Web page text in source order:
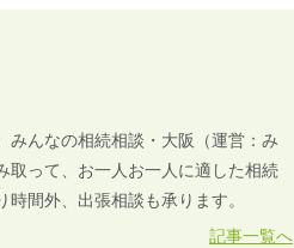
みんなの相続相談・大阪（運営：み
取って、お一人お一人に適した相続
間外、出張相談も承ります。
記事一覧へ